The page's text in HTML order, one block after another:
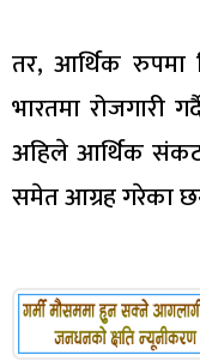
तर, आर्थिक रुपमा
भारतमा रोजगारी
अहिले आर्थिक
समेत आग्रह गरेका